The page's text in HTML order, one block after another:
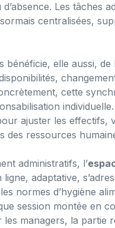
Les tâches
centralisées,
bénéficie, elle aussi,
cette
ajuster les effectifs,
des ressources
administratifs, l’
adaptative,
normes d’hygiène
session montée en
managers, la partie